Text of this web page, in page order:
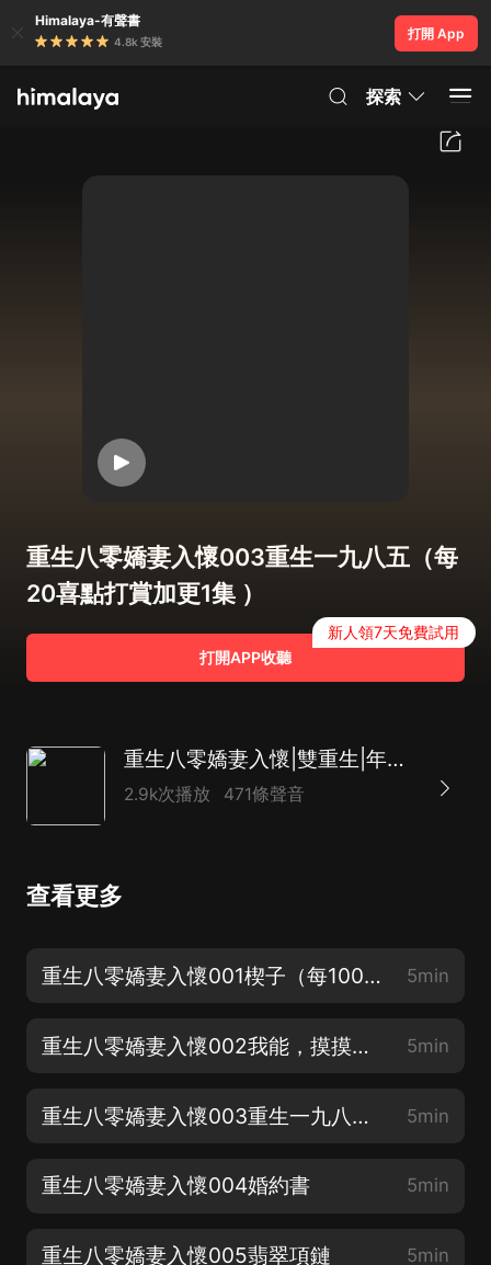
Himalaya-有聲書
4.8k 安裝
打開 App
探索
重生八零嬌妻入懷003重生一九八五（每
20喜點打賞加更1集 ）
打開APP收聽
新人領7天免費試用
重生八零嬌妻入懷|雙重生|年代|甜寵|空間|神醫|多人有聲劇
2.9k次播放 471條聲音
查看更多
重生八零嬌妻入懷001楔子（每100W播放加更10集） 5min
重生八零嬌妻入懷002我能，摸摸你嗎？（每1000訂閱加更10集） 5min
重生八零嬌妻入懷003重生一九八五（每20喜點打賞加更1集 ） 5min
重生八零嬌妻入懷004婚約書 5min
重生八零嬌妻入懷005翡翠項鏈 5min